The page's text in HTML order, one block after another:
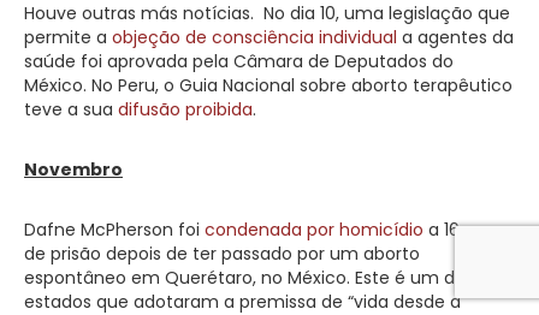
Houve outras más notícias. No dia 10, uma legislação que
permite a objeção de consciência individual a agentes da
saúde foi aprovada pela Câmara de Deputados do
México. No Peru, o Guia Nacional sobre aborto terapêutico
teve a sua difusão proibida.
Novembro
Dafne McPherson foi condenada por homicídio a 16 anos
de prisão depois de ter passado por um aborto
espontâneo em Querétaro, no México. Este é um dos
estados que adotaram a premissa de “vida desde a